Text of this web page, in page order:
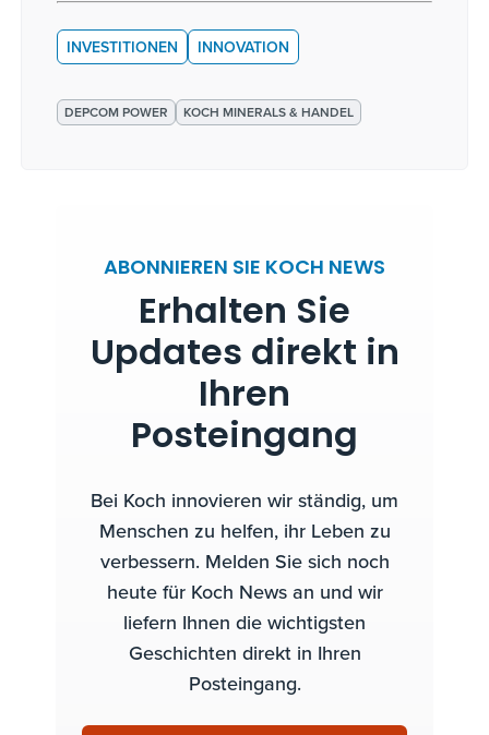
INVESTITIONEN INNOVATION
DEPCOM POWER KOCH MINERALS & HANDEL
ABONNIEREN SIE KOCH NEWS
Erhalten Sie
Updates direkt in
Ihren
Posteingang
Bei Koch innovieren wir ständig, um
Menschen zu helfen, ihr Leben zu
verbessern. Melden Sie sich noch
heute für Koch News an und wir
liefern Ihnen die wichtigsten
Geschichten direkt in Ihren
Posteingang.